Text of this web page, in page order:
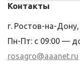
Контакты
г. Ростов-на-
Пн-Пт: с 09:00 —
rosagro@aaanet.ru